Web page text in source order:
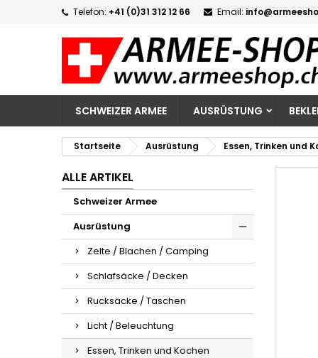
Telefon: +41 (0)31 312 12 66 Email:
SCHWEIZER ARMEE AUSRÜSTUNG
Startseite Ausrüstung Essen, Trinken und
ALLE ARTIKEL
Schweizer Armee
Ausrüstung
Zelte / Blachen / Camping
Schlafsäcke / Decken
Rucksäcke / Taschen
Licht / Beleuchtung
Essen, Trinken und Kochen
add_circle_outline